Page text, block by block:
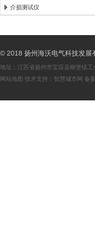
介损测试仪
© 2018 扬州海沃电气科技发展
地址：江苏省扬州市宝应县柳堡镇工
网站地图 技术支持： 智慧城市网 备